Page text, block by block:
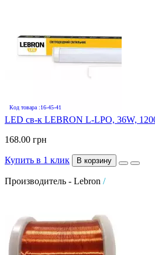
Код товара :16-45-41
LED св-к LEBRON L-LPO, 36W,
168.00 грн
Купить в 1 клик В корзину
Производитель - Lebron /